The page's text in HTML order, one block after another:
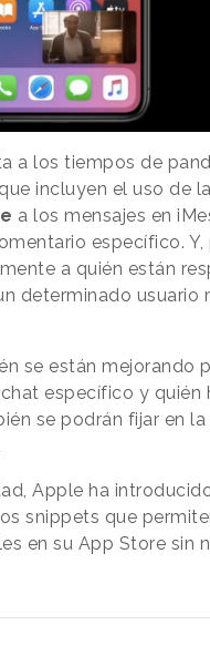
a los tiempos de
que incluyen el uso de
a los mensajes en
específico. Y,
a quién están
determinado usuario
se están mejorando
específico y
se podrán fijar en
Apple ha
snippets que
en su App Store sin